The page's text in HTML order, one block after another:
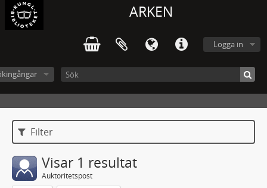
ARKEN
Logga in
Filter
Visar 1 resultat
Auktoritetspost